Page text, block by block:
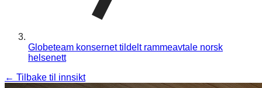
Globeteam konsernet tildelt rammeavtale norsk
helsenett
← Tilbake til innsikt